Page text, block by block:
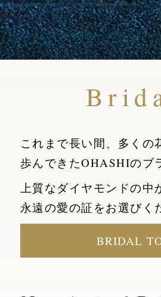
これまで長い間、多くの
歩んできたOHASHIのブ
上質なダイヤモンドの中
永遠の愛の証をお選びく
BRIDAL